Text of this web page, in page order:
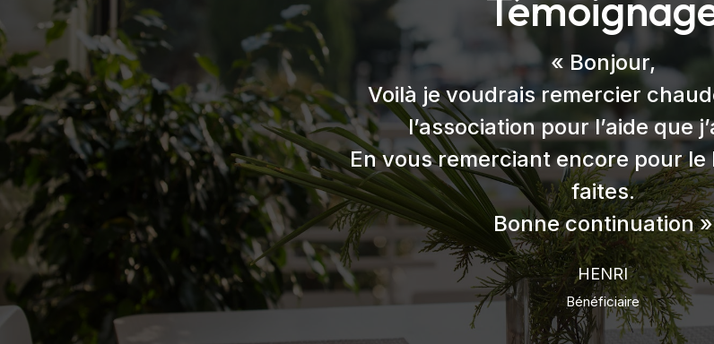
« Bonjour,
Voilà je voudrais remercier
l’association pour l’aide que
En vous remerciant encore pour le
faites.
Bonne continuation »
HENRI
Bénéficiaire